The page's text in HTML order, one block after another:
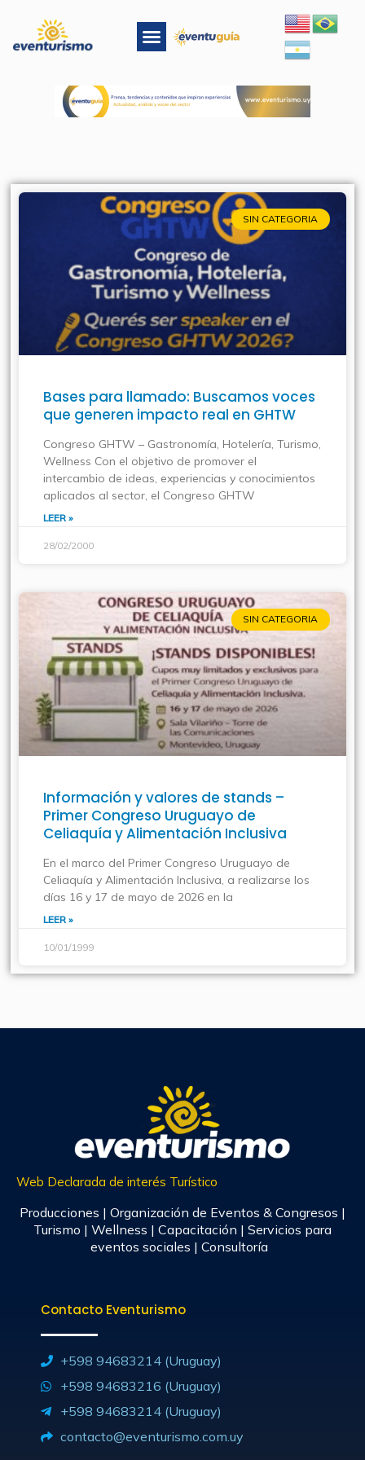
contenido
Menu
SIN CATEGORIA
Bases para llamado: Buscamos voces
que generen impacto real en GHTW
Congreso GHTW – Gastronomía, Hotelería, Turismo,
Wellness Con el objetivo de promover el
intercambio de ideas, experiencias y conocimientos
aplicados al sector, el Congreso GHTW
LEER »
28/02/2000
SIN CATEGORIA
Información y valores de stands –
Primer Congreso Uruguayo de
Celiaquía y Alimentación Inclusiva
En el marco del Primer Congreso Uruguayo de
Celiaquía y Alimentación Inclusiva, a realizarse los
días 16 y 17 de mayo de 2026 en la
LEER »
10/01/1999
Web Declarada de interés Turístico
Producciones | Organización de Eventos & Congresos |
Turismo | Wellness | Capacitación | Servicios para
eventos sociales | Consultoría
Contacto Eventurismo
+598 94683214 (Uruguay)
+598 94683216 (Uruguay)
+598 94683214 (Uruguay)
contacto@eventurismo.com.uy